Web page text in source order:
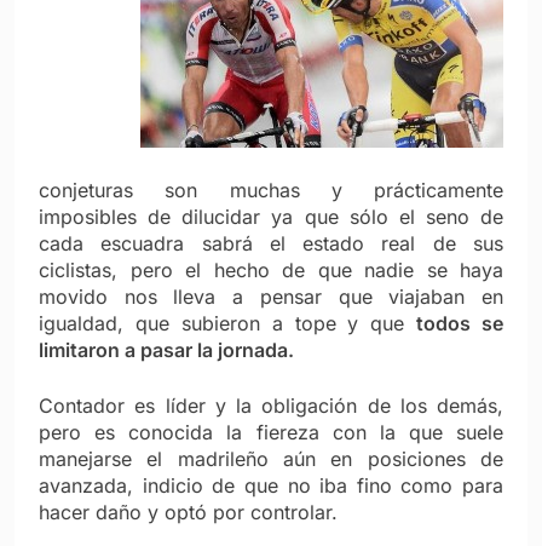
conjeturas son muchas y prácticamente
imposibles de dilucidar ya que sólo el seno de
cada escuadra sabrá el estado real de sus
ciclistas, pero el hecho de que nadie se haya
movido nos lleva a pensar que viajaban en
igualdad, que subieron a tope y quetodos se
limitaron a pasar la jornada.
Contador es líder y la obligación de los demás,
pero es conocida la fiereza con la que suele
manejarse el madrileño aún en posiciones de
avanzada, indicio de que no iba fino como para
hacer daño y optó por controlar.